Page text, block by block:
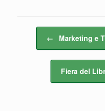
Navigazione articolo
← Marketing e
Fiera del